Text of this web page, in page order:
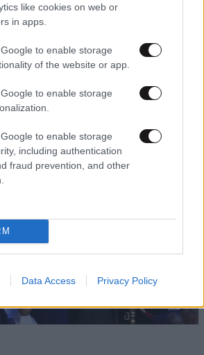
like cookies on web or
in apps.
to enable storage
of the website or app.
to enable storage
to enable storage
including authentication
fraud prevention, and other
Data Access Privacy Policy
4 αεροσκάφη και 2